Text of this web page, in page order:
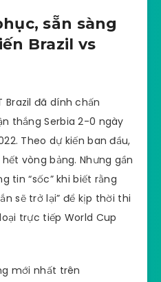
sẵn sàng
Brazil vs
Brazil đã dính chấn
thắng Serbia 2-0 ngày
Theo dự kiến ban đầu,
vòng bảng. Nhưng gần
tin “sốc” khi biết rằng
sẽ trở lại” để kịp thời thi
trực tiếp World Cup
mới nhất trên